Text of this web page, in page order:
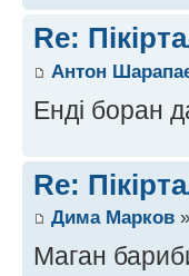
Re:
Антон
Енді боран
Re:
Дима Марков
Маган